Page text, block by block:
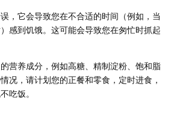
，它会导致您在不合适的时间（例如，当
感到饥饿。这可能会导致您在匆忙时抓起
营养成分，例如高糖、精制淀粉、饱和脂
况，请计划您的正餐和零食，定时进食，
吃饭。